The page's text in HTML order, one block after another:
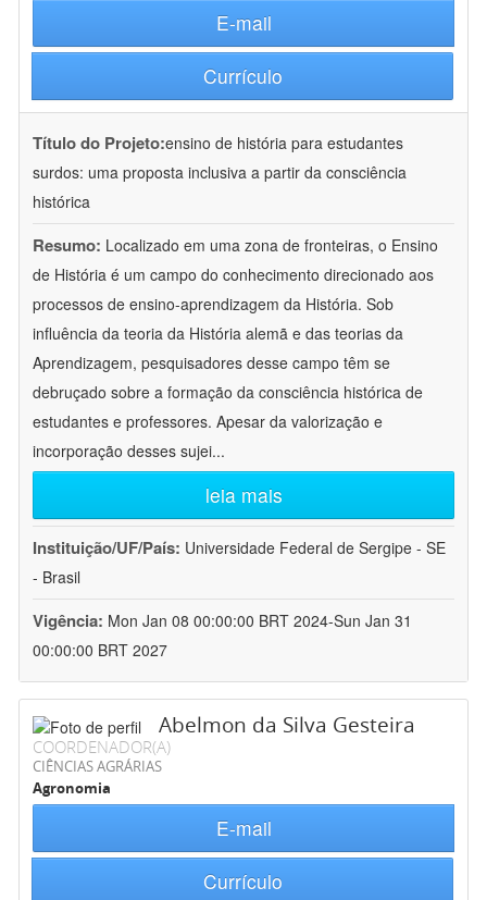
E-mail
Currículo
Título do Projeto:ensino de história para estudantes
surdos: uma proposta inclusiva a partir da consciência
histórica
Resumo: Localizado em uma zona de fronteiras, o Ensino
de História é um campo do conhecimento direcionado aos
processos de ensino-aprendizagem da História. Sob
influência da teoria da História alemã e das teorias da
Aprendizagem, pesquisadores desse campo têm se
debruçado sobre a formação da consciência histórica de
estudantes e professores. Apesar da valorização e
incorporação desses sujei...
leia mais
Instituição/UF/País: Universidade Federal de Sergipe - SE
- Brasil
Vigência: Mon Jan 08 00:00:00 BRT 2024-Sun Jan 31
00:00:00 BRT 2027
Abelmon da Silva Gesteira
COORDENADOR(A)
CIÊNCIAS AGRÁRIAS
Agronomia
E-mail
Currículo